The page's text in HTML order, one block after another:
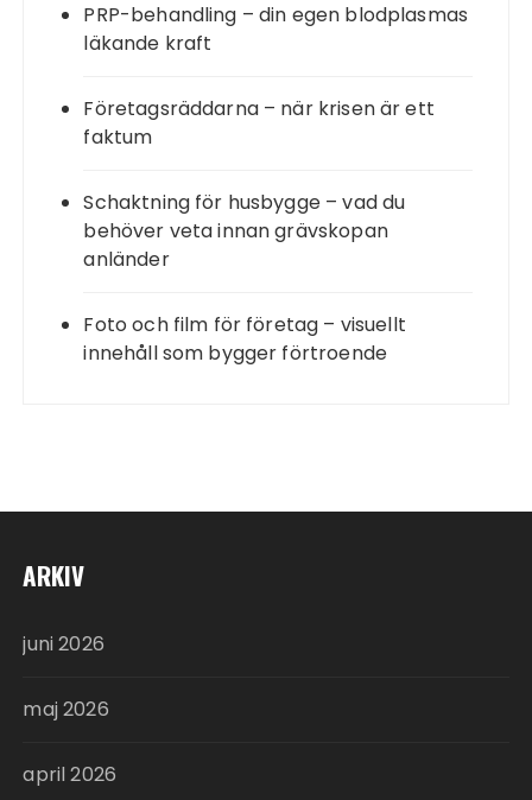
PRP-behandling – din egen blodplasmas
läkande kraft
Företagsräddarna – när krisen är ett
faktum
Schaktning för husbygge – vad du
behöver veta innan grävskopan
anländer
Foto och film för företag – visuellt
innehåll som bygger förtroende
ARKIV
juni 2026
maj 2026
april 2026